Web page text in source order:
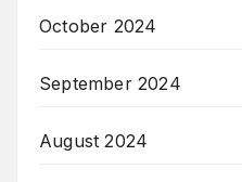
October 2024
September 2024
August 2024